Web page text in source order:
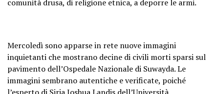
comunità drusa, di religione etnica, a deporre le armi.
Mercoledì sono apparse in rete nuove immagini
inquietanti che mostrano decine di civili morti sparsi sul
pavimento dell’Ospedale Nazionale di Suwayda. Le
immagini sembrano autentiche e verificate, poiché